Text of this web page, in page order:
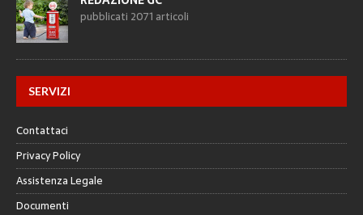
pubblicati 2071 articoli
SERVIZI
Contattaci
Privacy Policy
Assistenza Legale
Documenti